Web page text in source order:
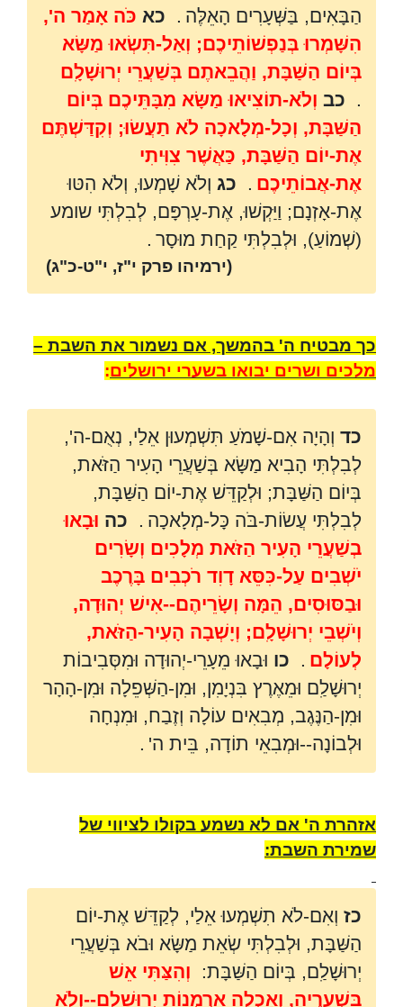
הַבָּאִים, בַּשְּׁעָרִים הָאֵלֶּה . כא כֹּה אָמַר ה',
הִשָּׁמְרוּ בְּנַפְשׁוֹתֵיכֶם; וְאַל-תִּשְׂאוּ מַשָּׂא
בְּיוֹם הַשַּׁבָּת, וַהֲבֵאתֶם בְּשַׁעֲרֵי יְרוּשָׁלִָם
. כב וְלֹא-תוֹצִיאוּ מַשָּׂא מִבָּתֵּיכֶם בְּיוֹם
הַשַּׁבָּת, וְכָל-מְלָאכָה לֹא תַעֲשׂוּ; וְקִדַּשְׁתֶּם
אֶת-יוֹם הַשַּׁבָּת, כַּאֲשֶׁר צִוִּיתִי
אֶת-אֲבוֹתֵיכֶם . כג וְלֹא שָׁמְעוּ, וְלֹא הִטּוּ
אֶת-אָזְנָם; וַיַּקְשׁוּ, אֶת-עָרְפָּם, לְבִלְתִּי שומע
(שְׁמוֹעַ), וּלְבִלְתִּי קַחַת מוּסָר .
(ירמיהו פרק י"ז, י"ט-כ"ג)
כך מבטיח ה' בהמשך, אם נשמור את השבת –
מלכים ושרים יבואו בשערי ירושלים:
כד וְהָיָה אִם-שָׁמֹעַ תִּשְׁמְעוּן אֵלַי, נְאֻם-ה',
לְבִלְתִּי הָבִיא מַשָּׂא בְּשַׁעֲרֵי הָעִיר הַזֹּאת,
בְּיוֹם הַשַּׁבָּת; וּלְקַדֵּשׁ אֶת-יוֹם הַשַּׁבָּת,
לְבִלְתִּי עֲשׂוֹת-בֹּה כָּל-מְלָאכָה . כה וּבָאוּ
בְשַׁעֲרֵי הָעִיר הַזֹּאת מְלָכִים וְשָׂרִים
יֹשְׁבִים עַל-כִּסֵּא דָוִד רֹכְבִים בָּרֶכֶב
וּבַסּוּסִים, הֵמָּה וְשָׂרֵיהֶם--אִישׁ יְהוּדָה,
וְיֹשְׁבֵי יְרוּשָׁלִָם; וְיָשְׁבָה הָעִיר-הַזֹּאת,
לְעוֹלָם . כו וּבָאוּ מֵעָרֵי-יְהוּדָה וּמִסְּבִיבוֹת
יְרוּשָׁלִַם וּמֵאֶרֶץ בִּנְיָמִן, וּמִן-הַשְּׁפֵלָה וּמִן-הָהָר
וּמִן-הַנֶּגֶב, מְבִאִים עוֹלָה וְזֶבַח, וּמִנְחָה
וּלְבוֹנָה--וּמְבִאֵי תוֹדָה, בֵּית ה' .
אזהרת ה' אם לא נשמע בקולו לציווי של
שמירת השבת:
כז וְאִם-לֹא תִשְׁמְעוּ אֵלַי, לְקַדֵּשׁ אֶת-יוֹם
הַשַּׁבָּת, וּלְבִלְתִּי שְׂאֵת מַשָּׂא וּבֹא בְּשַׁעֲרֵי
יְרוּשָׁלִַם, בְּיוֹם הַשַּׁבָּת: וְהִצַּתִּי אֵשׁ
בִּשְׁעָרֶיהָ, וְאָכְלָה אַרְמְנוֹת יְרוּשָׁלִַם--וְלֹא